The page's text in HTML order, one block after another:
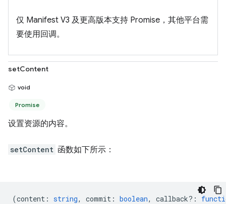
仅 Manifest V3 及更高版本支持 Promise，其他平台需
要使用回调。
setContent
void
Promise
设置资源的内容。
setContent 函数如下所示：
(content : string, commit : boolean, callback? :